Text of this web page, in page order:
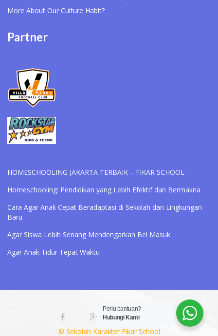
More About Our Culture Habit?
Partner
HOMESCHOOLING JAKARTA TERBAIK – FIKAR SCHOOL
Homeschooling: Pendidikan yang Lebih Efektif dan Bermakna
Cara Agar Anak Cepat Beradaptasi di Sekolah dan Lingkungan
Baru
Agar Siswa Lebih Senang Mendengarkan Bel Masuk
Agar Anak Tidur Tepat Waktu
© Sekolah Karakter Fikar School
Perlu bantuan?
Hubungi Kami